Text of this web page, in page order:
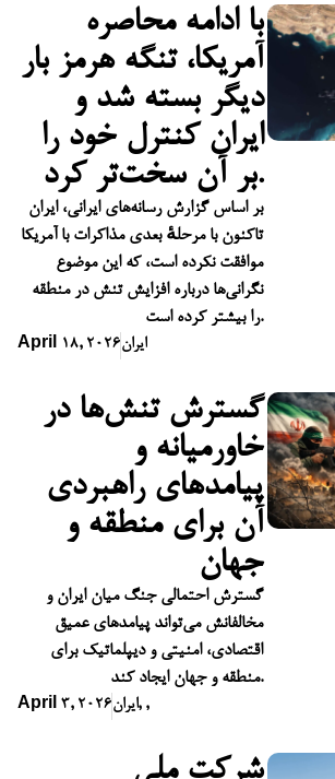
با ادامه محاصره
آمریکا، تنگه هرمز بار
دیگر بسته شد و
ایران کنترل خود را
بر آن سخت‌تر کرد.
بر اساس گزارش رسانه‌های ایرانی، ایران
تاکنون با مرحلهٔ بعدی مذاکرات با آمریکا
موافقت نکرده است، که این موضوع
نگرانی‌ها درباره افزایش تنش در منطقه
را بیشتر کرده است.
April 18, 2026ایران
گسترش تنش‌ها در
خاورمیانه و
پیامدهای راهبردی
آن برای منطقه و
جهان
گسترش احتمالی جنگ میان ایران و
مخالفانش می‌تواند پیامدهای عمیق
اقتصادی، امنیتی و دیپلماتیک برای
منطقه و جهان ایجاد کند.
April 3, 2026ایران, ,